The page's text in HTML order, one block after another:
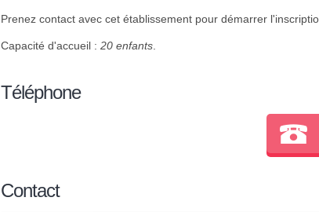
Prenez contact avec cet établissement pour démarrer
Capacité d'accueil : 20 enfants
Téléphone
Contact